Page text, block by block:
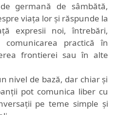
germană de sâmbătă,
viața lor și răspunde la
expresii noi, întrebări,
practică în
frontierei sau în alte
nivel de bază, dar chiar și
pot comunica liber cu
pe teme simple și